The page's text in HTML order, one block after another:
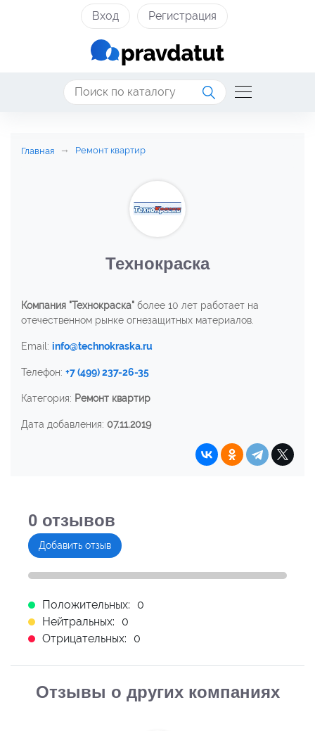
Вход Регистрация
Главная Ремонт квартир
Технокраска
Компания "Технокраска" более 10 лет работает на
отечественном рынке огнезащитных материалов.
Email: info@technokraska.ru
Телефон: +7 (499) 237-26-35
Категория: Ремонт квартир
Дата добавления: 07.11.2019
0 отзывов
Добавить отзыв
Положительных:
0
Нейтральных:
0
Отрицательных:
0
Отзывы о других компаниях